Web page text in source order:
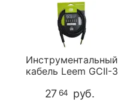
Инструментальный
кабель Leem GCII-3
27 64 руб.